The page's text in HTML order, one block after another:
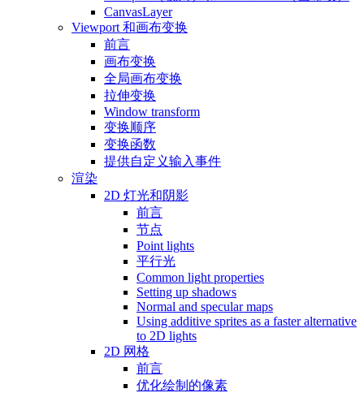
CanvasLayer
Viewport 和画布变换
前言
画布变换
全局画布变换
拉伸变换
Window transform
变换顺序
变换函数
提供自定义输入事件
渲染
2D 灯光和阴影
前言
节点
Point lights
平行光
Common light properties
Setting up shadows
Normal and specular maps
Using additive sprites as a faster alternative
to 2D lights
2D 网格
前言
优化绘制的像素